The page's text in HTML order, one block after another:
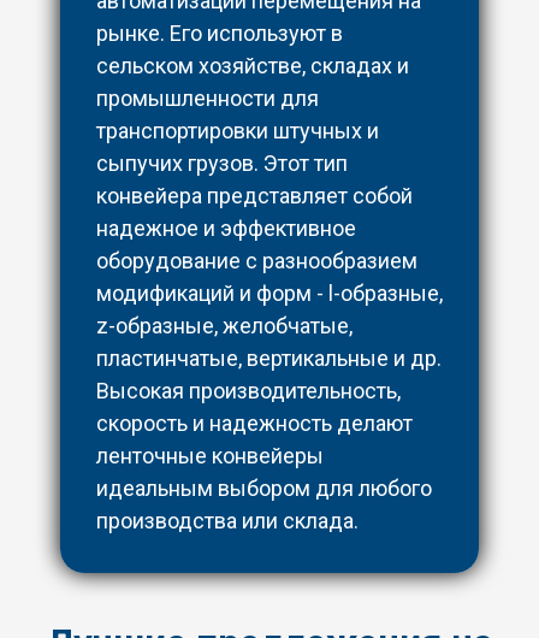
рынке. Его используют в
сельском хозяйстве, складах и
промышленности для
транспортировки штучных и
сыпучих грузов. Этот тип
конвейера представляет собой
надежное и эффективное
оборудование с разнообразием
модификаций и форм - l-образные,
z-образные, желобчатые,
пластинчатые, вертикальные и др.
Высокая производительность,
скорость и надежность делают
ленточные конвейеры
идеальным выбором для любого
производства или склада.